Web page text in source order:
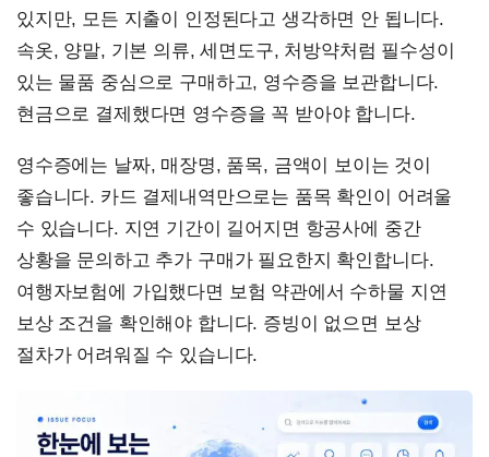
있지만, 모든 지출이 인정된다고 생각하면 안 됩니다.
속옷, 양말, 기본 의류, 세면도구, 처방약처럼 필수성이
있는 물품 중심으로 구매하고, 영수증을 보관합니다.
현금으로 결제했다면 영수증을 꼭 받아야 합니다.
영수증에는 날짜, 매장명, 품목, 금액이 보이는 것이
좋습니다. 카드 결제내역만으로는 품목 확인이 어려울
수 있습니다. 지연 기간이 길어지면 항공사에 중간
상황을 문의하고 추가 구매가 필요한지 확인합니다.
여행자보험에 가입했다면 보험 약관에서 수하물 지연
보상 조건을 확인해야 합니다. 증빙이 없으면 보상
절차가 어려워질 수 있습니다.